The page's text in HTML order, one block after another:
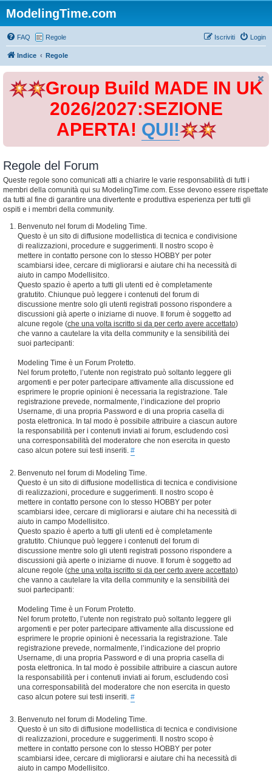
ModelingTime.com
FAQ Regole Login
Iscriviti
Indice Regole
Group Build MADE IN UK
2026/2027:SEZIONE
APERTA! QUI!
Regole del Forum
Queste regole sono comunicati atti a chiarire le varie responsabilità di tutti i
membri della comunità qui su ModelingTime.com. Esse devono essere rispettate
da tutti al fine di garantire una divertente e produttiva esperienza per tutti gli
ospiti e i membri della community.
Benvenuto nel forum di Modeling Time.
Questo è un sito di diffusione modellistica di tecnica e condivisione
di realizzazioni, procedure e suggerimenti. Il nostro scopo è
mettere in contatto persone con lo stesso HOBBY per poter
scambiarsi idee, cercare di migliorarsi e aiutare chi ha necessità di
aiuto in campo Modellisitco.
Questo spazio è aperto a tutti gli utenti ed è completamente
gratutito. Chiunque può leggere i contenuti del forum di
discussione mentre solo gli utenti registrati possono rispondere a
discussioni già aperte o iniziarne di nuove. Il forum è soggetto ad
alcune regole (che una volta iscritto si da per certo avere accettato)
che vanno a cautelare la vita della community e la sensibilità dei
suoi partecipanti:
Modeling Time è un Forum Protetto.
Nel forum protetto, l’utente non registrato può soltanto leggere gli
argomenti e per poter partecipare attivamente alla discussione ed
esprimere le proprie opinioni è necessaria la registrazione. Tale
registrazione prevede, normalmente, l’indicazione del proprio
Username, di una propria Password e di una propria casella di
posta elettronica. In tal modo è possibile attribuire a ciascun autore
la responsabilità per i contenuti inviati ai forum, escludendo così
una corresponsabilità del moderatore che non esercita in questo
caso alcun potere sui testi inseriti. #
Benvenuto nel forum di Modeling Time.
Questo è un sito di diffusione modellistica di tecnica e condivisione
di realizzazioni, procedure e suggerimenti. Il nostro scopo è
mettere in contatto persone con lo stesso HOBBY per poter
scambiarsi idee, cercare di migliorarsi e aiutare chi ha necessità di
aiuto in campo Modellisitco.
Questo spazio è aperto a tutti gli utenti ed è completamente
gratutito. Chiunque può leggere i contenuti del forum di
discussione mentre solo gli utenti registrati possono rispondere a
discussioni già aperte o iniziarne di nuove. Il forum è soggetto ad
alcune regole (che una volta iscritto si da per certo avere accettato)
che vanno a cautelare la vita della community e la sensibilità dei
suoi partecipanti:
Modeling Time è un Forum Protetto.
Nel forum protetto, l’utente non registrato può soltanto leggere gli
argomenti e per poter partecipare attivamente alla discussione ed
esprimere le proprie opinioni è necessaria la registrazione. Tale
registrazione prevede, normalmente, l’indicazione del proprio
Username, di una propria Password e di una propria casella di
posta elettronica. In tal modo è possibile attribuire a ciascun autore
la responsabilità per i contenuti inviati ai forum, escludendo così
una corresponsabilità del moderatore che non esercita in questo
caso alcun potere sui testi inseriti. #
Benvenuto nel forum di Modeling Time.
Questo è un sito di diffusione modellistica di tecnica e condivisione
di realizzazioni, procedure e suggerimenti. Il nostro scopo è
mettere in contatto persone con lo stesso HOBBY per poter
scambiarsi idee, cercare di migliorarsi e aiutare chi ha necessità di
aiuto in campo Modellisitco.